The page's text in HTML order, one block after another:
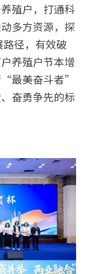
殖户，打通科
多方资源，探
径，有效破
养殖户节本增
最美奋斗者”
奋勇争先的标